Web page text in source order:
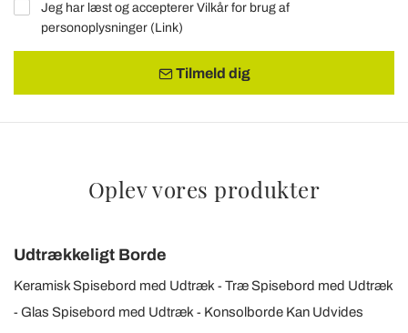
Jeg har læst og accepterer Vilkår for brug af
personoplysninger (Link)
Tilmeld dig
Oplev vores produkter
Udtrækkeligt Borde
Keramisk Spisebord med Udtræk
Træ Spisebord med Udtræk
Glas Spisebord med Udtræk
Konsolborde Kan Udvides